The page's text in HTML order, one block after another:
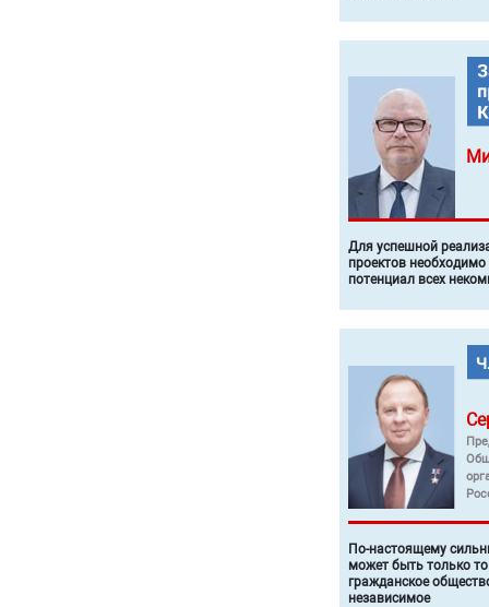
Для успешной
проектов
потенциал всех
По-настоящему
может быть только
гражданское
независимое